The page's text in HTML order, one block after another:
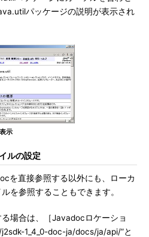
パッケージの説明が表示され
示
ルの設定
を直接参照する以外にも、ローカ
を参照することもできます。
場合は、［Javadocロケーショ
1_4_0-doc-ja/docs/ja/api/”と